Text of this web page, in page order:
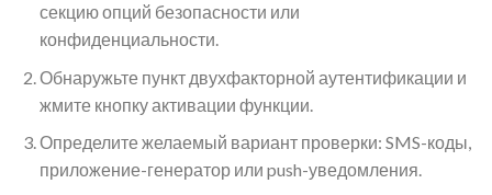
секцию опций безопасности или
конфиденциальности.
Обнаружьте пункт двухфакторной аутентификации и
жмите кнопку активации функции.
Определите желаемый вариант проверки: SMS-коды,
приложение-генератор или push-уведомления.